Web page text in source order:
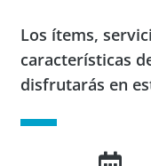
Los ítems,
características
disfrutarás en